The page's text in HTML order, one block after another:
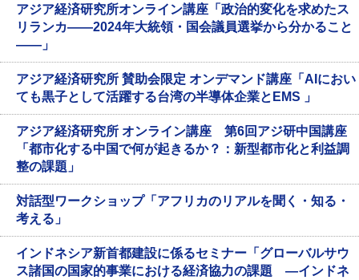
アジア経済研究所オンライン講座「政治的変化を求めたス
リランカ――2024年大統領・国会議員選挙から分かること
――」
アジア経済研究所 賛助会限定 オンデマンド講座「AIにおい
ても黒子として活躍する台湾の半導体企業とEMS 」
アジア経済研究所 オンライン講座 第6回アジ研中国講座
「都市化する中国で何が起きるか？：新型都市化と利益調
整の課題」
対話型ワークショップ「アフリカのリアルを聞く・知る・
考える」
インドネシア新首都建設に係るセミナー「グローバルサウ
ス諸国の国家的事業における経済協力の課題 ―インドネ